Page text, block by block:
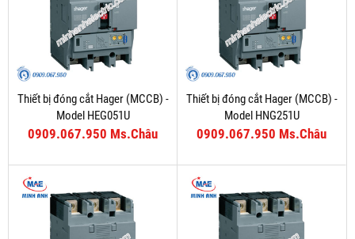
Thiết bị đóng cắt Hager (MCCB) -
Model HEG051U
0909.067.950 Ms.Châu
Thiết bị đóng cắt Hager (MCCB) -
Model HNG251U
0909.067.950 Ms.Châu